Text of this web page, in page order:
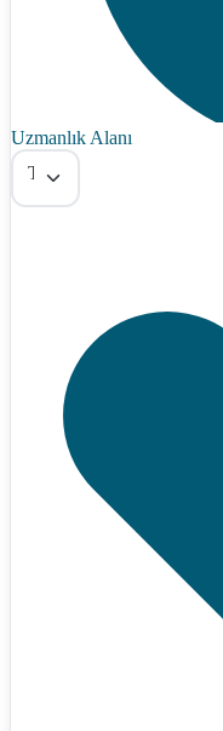
Uzmanlık Alanı
Tümü